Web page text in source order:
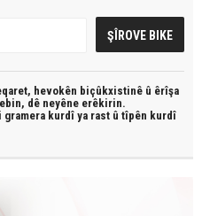
hevokên biçûkxistinê û êrîşa
dê neyêne erêkirin.
gramera kurdî ya rast û tîpên kurdî